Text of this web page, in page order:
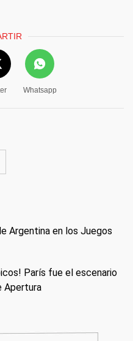
Whatsapp
Argentina en los Juegos
París fue el escenario
Apertura